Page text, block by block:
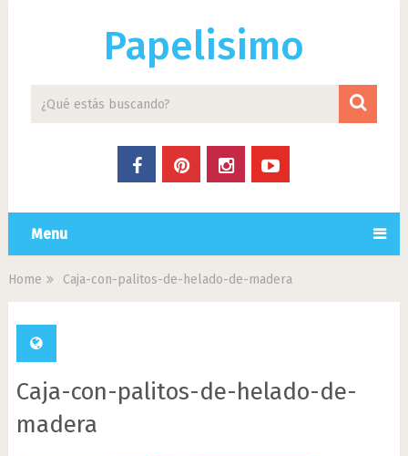
Papelisimo
Menu
Home Caja-con-palitos-de-helado-de-madera
Caja-con-palitos-de-helado-de-
madera